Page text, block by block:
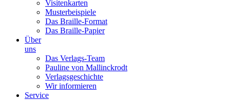
Visitenkarten
Musterbeispiele
Das Braille-Format
Das Braille-Papier
Über
uns
Das Verlags-Team
Pauline von Mallinckrodt
Verlagsgeschichte
Wir informieren
Service